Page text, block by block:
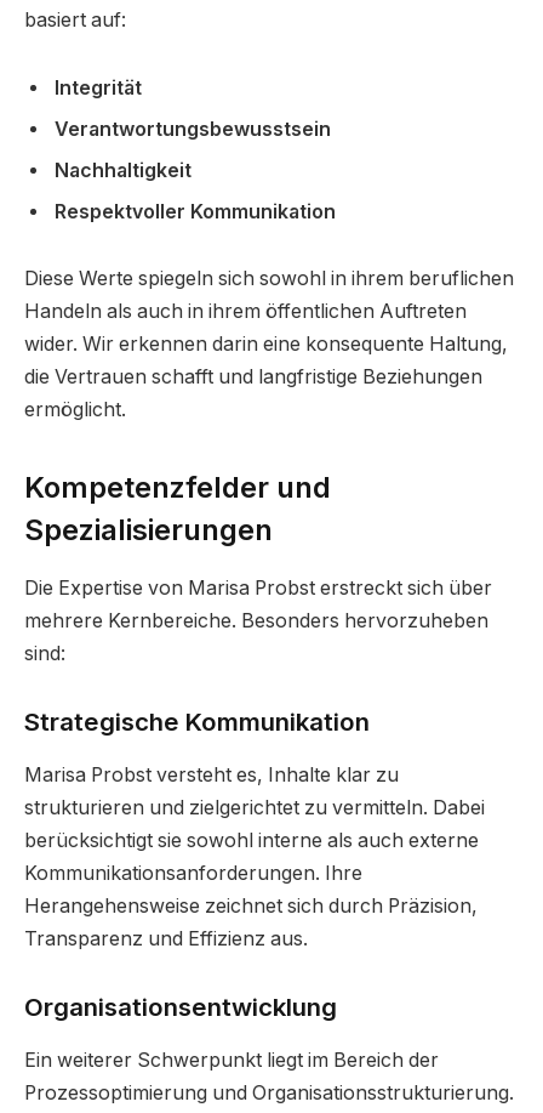
basiert auf:
Integrität
Verantwortungsbewusstsein
Nachhaltigkeit
Respektvoller Kommunikation
Diese Werte spiegeln sich sowohl in ihrem beruflichen
Handeln als auch in ihrem öffentlichen Auftreten
wider. Wir erkennen darin eine konsequente Haltung,
die Vertrauen schafft und langfristige Beziehungen
ermöglicht.
Kompetenzfelder und
Spezialisierungen
Die Expertise von Marisa Probst erstreckt sich über
mehrere Kernbereiche. Besonders hervorzuheben
sind:
Strategische Kommunikation
Marisa Probst versteht es, Inhalte klar zu
strukturieren und zielgerichtet zu vermitteln. Dabei
berücksichtigt sie sowohl interne als auch externe
Kommunikationsanforderungen. Ihre
Herangehensweise zeichnet sich durch Präzision,
Transparenz und Effizienz aus.
Organisationsentwicklung
Ein weiterer Schwerpunkt liegt im Bereich der
Prozessoptimierung und Organisationsstrukturierung.